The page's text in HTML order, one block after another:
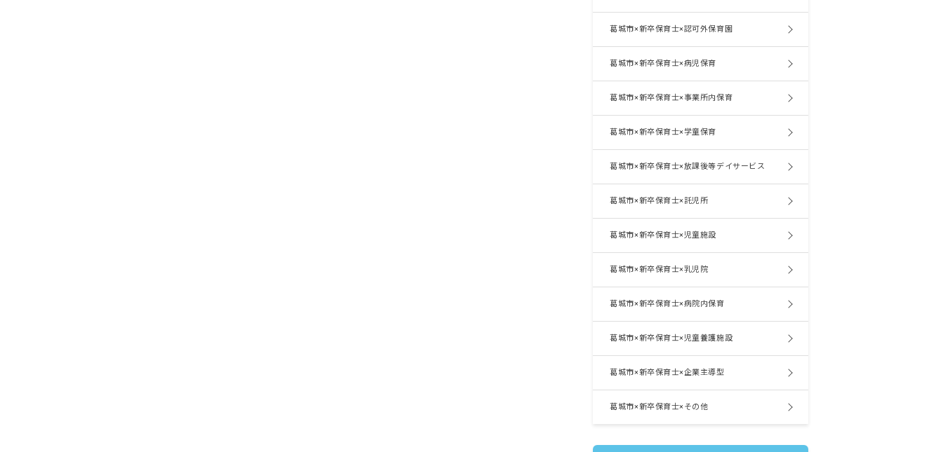
葛城市×新卒保育士×認可外保育園
葛城市×新卒保育士×病児保育
葛城市×新卒保育士×事業所内保育
葛城市×新卒保育士×学童保育
葛城市×新卒保育士×放課後等デイサービス
葛城市×新卒保育士×託児所
葛城市×新卒保育士×児童施設
葛城市×新卒保育士×乳児院
葛城市×新卒保育士×病院内保育
葛城市×新卒保育士×児童養護施設
葛城市×新卒保育士×企業主導型
葛城市×新卒保育士×その他